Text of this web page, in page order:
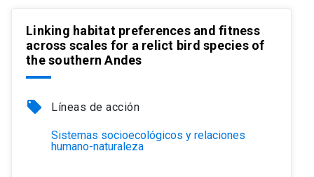
Linking habitat preferences and fitness
across scales for a relict bird species of
the southern Andes
local_offer Líneas de acción
Sistemas socioecológicos y relaciones
humano-naturaleza